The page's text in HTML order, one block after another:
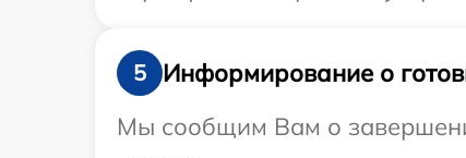
5
Информирование о
Мы сообщим Вам о